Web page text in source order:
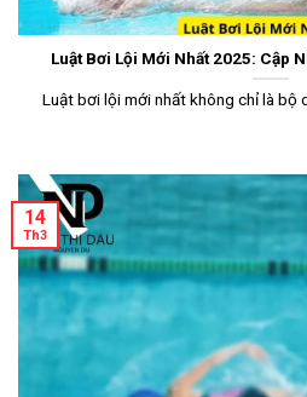
Luật Bơi Lội Mới Nhất 2025: Cập
Luật bơi lội mới nhất không chỉ là bộ
14
Th3